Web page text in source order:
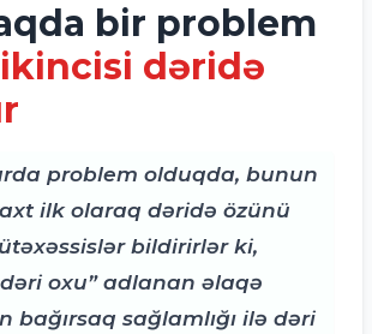
bir problem
ikincisi dəridə
problem olduqda, bunun
ilk olaraq dəridə özünü
bildirirlər ki,
oxu” adlanan əlaqə
bağırsaq sağlamlığı ilə dəri